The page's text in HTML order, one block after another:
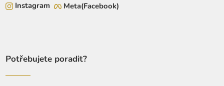
Instagram
Meta(Facebook)
Potřebujete poradit?